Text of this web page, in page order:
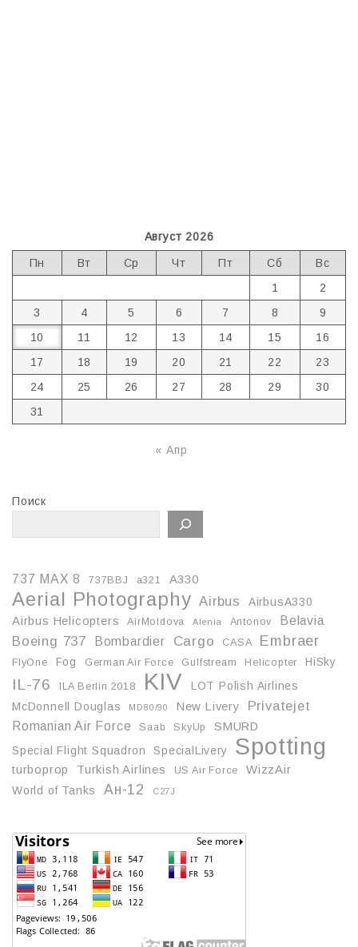
Август 2026
Пн Вт Ср Чт Пт Сб
Вс
1
2
3
4 5 6 7 8
9
10
11 12 13 14 15
16
17
18 19 20 21 22
23
24
25 26 27 28 29
30
31
« Апр
Поиск
737 MAX 8 737BBJ a321 A330
Aerial Photography Airbus
AirbusA330
Airbus Helicopters
AirMoldova Alenia Antonov Belavia
Boeing 737 Bombardier Cargo CASA Embraer
FlyOne Fog German Air Force Gulfstream Helicopter HiSky
IL-76 ILA Berlin 2018 KIV
LOT Polish Airlines
McDonnell Douglas
MD80/90 New Livery Privatejet
Romanian Air Force Saab SkyUp
SMURD
Special Flight Squadron
SpecialLivery Spotting
turboprop Turkish Airlines US Air Force
WizzAir
World of Tanks
Ан-12 С27J